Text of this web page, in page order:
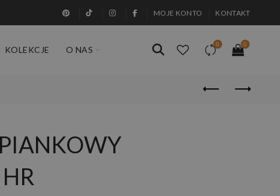
MOJE KONTO KONTAKT
KOLEKCJE O NAS
0 0